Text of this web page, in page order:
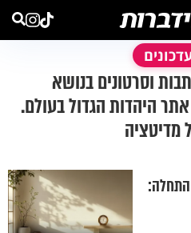
וסרטונים בנושא
היהדות הגדול בעולם.
מדיטציה
התחלה: